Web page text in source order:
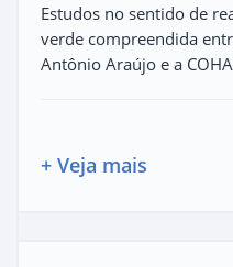
Estudos no sentido de
verde compreendida
Antônio Araújo e a
+ Veja mais